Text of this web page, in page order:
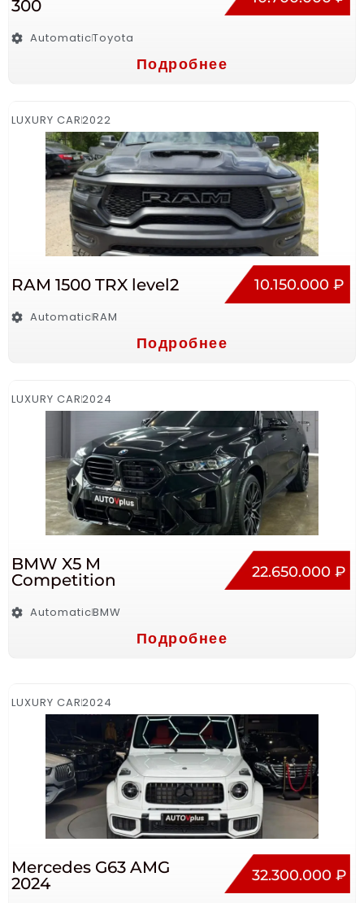
300
AutomaticToyota
Подробнее
LUXURY CAR2022
RAM 1500 TRX level2 10.150.000 ₽
AutomaticRAM
Подробнее
LUXURY CAR2024
BMW X5 M
Competition
22.650.000 ₽
AutomaticBMW
Подробнее
LUXURY CAR2024
Mercedes G63 AMG
2024
32.300.000 ₽